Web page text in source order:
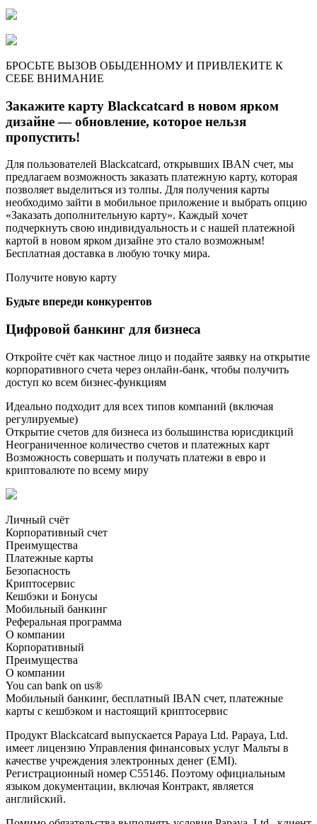
БРОСЬТЕ ВЫЗОВ ОБЫДЕННОМУ И ПРИВЛЕКИТЕ К
СЕБЕ ВНИМАНИЕ
Закажите карту Blackcatcard в новом ярком
дизайне — обновление, которое нельзя
пропустить!
Для пользователей Blackcatcard, открывших IBAN счет, мы
предлагаем возможность заказать платежную карту, которая
позволяет выделиться из толпы. Для получения карты
необходимо зайти в мобильное приложение и выбрать опцию
«Заказать дополнительную карту». Каждый хочет
подчеркнуть свою индивидуальность и с нашей платежной
картой в новом ярком дизайне это стало возможным!
Бесплатная доставка в любую точку мира.
Получите новую карту
Будьте впереди конкурентов
Цифровой банкинг для бизнеса
Откройте счёт как частное лицо и подайте заявку на открытие
корпоративного счета через онлайн-банк, чтобы получить
доступ ко всем бизнес-функциям
Идеально подходит для всех типов компаний (включая
регулируемые)
Открытие счетов для бизнеса из большинства юрисдикций
Неограниченное количество счетов и платежных карт
Возможность совершать и получать платежи в евро и
криптовалюте по всему миру
Личный счёт
Корпоративный счет
Преимущества
Платежные карты
Безопасность
Криптосервис
Кешбэки и Бонусы
Мобильный банкинг
Реферальная программа
О компании
Корпоративный
Преимущества
О компании
You can bank on us®
Мобильный банкинг, бесплатный IBAN счет, платежные
карты с кешбэком и настоящий криптосервис
Продукт Blackcatcard выпускается Papaya Ltd. Papaya, Ltd.
имеет лицензию Управления финансовых услуг Мальты в
качестве учреждения электронных денег (EMI).
Регистрационный номер С55146. Поэтому официальным
языком документации, включая Контракт, является
английский.